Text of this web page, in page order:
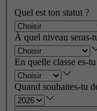
Quel est ton statut ?
À quel niveau seras-
En quelle classe es-
Quand souhaites-tu